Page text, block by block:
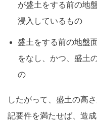
が盛土をする前の地
浸入しているもの
盛土をする前の地盤
をなし、かつ、盛土
の
したがって、盛土の高
記要件を満たせば、造